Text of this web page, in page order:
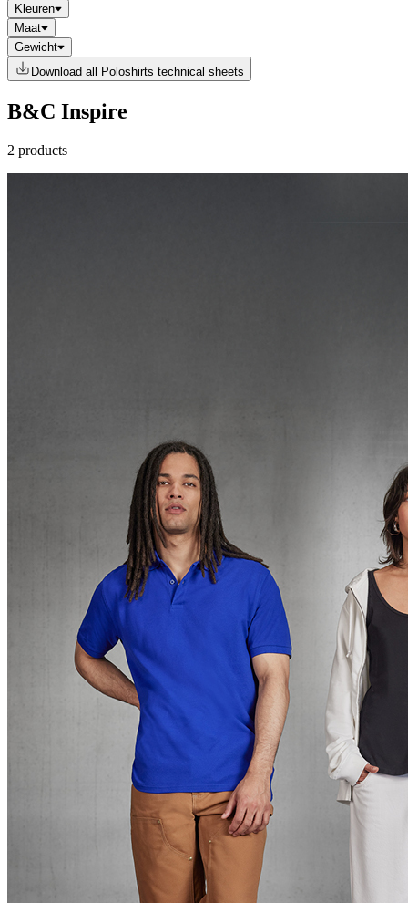
Kleuren
Maat
Gewicht
Download all Poloshirts technical sheets
B&C Inspire
2 products